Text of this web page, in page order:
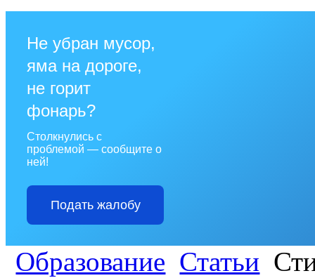
Не убран мусор,
яма на дороге,
не горит
фонарь?
Столкнулись с
проблемой — сообщите о
ней!
Подать жалобу
Образование Статьи